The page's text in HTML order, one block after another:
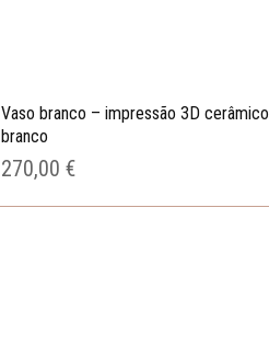
Vaso branco – impressão 3D cerâmico
branco
270,00 €